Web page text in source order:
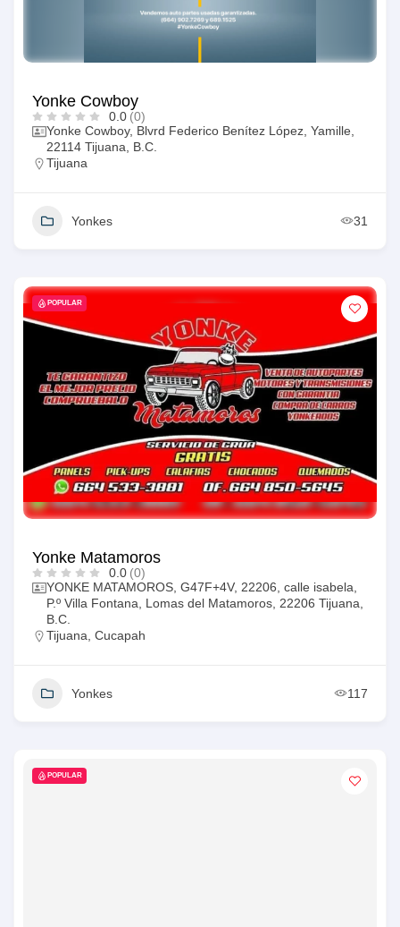
Yonke Cowboy
0.0 (0)
Yonke Cowboy, Blvrd Federico Benítez López, Yamille,
22114 Tijuana, B.C.
Tijuana
Yonkes 31
POPULAR
Yonke Matamoros
0.0 (0)
YONKE MATAMOROS, G47F+4V, 22206, calle isabela,
P.º Villa Fontana, Lomas del Matamoros, 22206 Tijuana,
B.C.
Tijuana Cucapah
Yonkes 117
POPULAR